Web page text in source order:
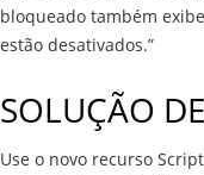
bloqueado também
estão desativados.”
SOLUÇÃO
Use o novo recurso